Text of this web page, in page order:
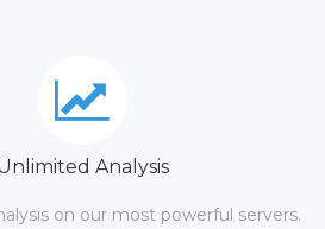
Analysis
on our most powerful servers.